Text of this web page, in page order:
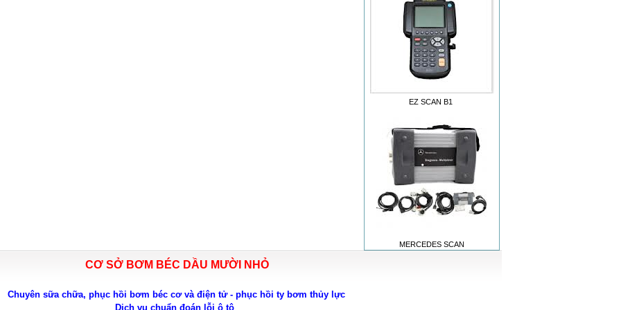
EZ SCAN B1
MERCEDES SCAN
CƠ SỞ BƠM BÉC DẦU MƯỜI NHỎ
Chuyên sữa chữa, phục hồi bơm béc cơ và điện tử - phục hồi ty bơm thủy lực
Dịch vụ chuẩn đoán lỗi ô tô